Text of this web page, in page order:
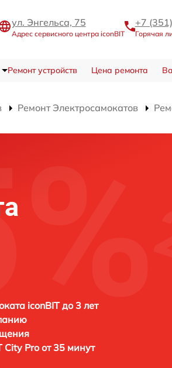
ул. Энгельса, 75
Адрес сервисного центра iconBIT
+7
Горячая
Ремонт устройств Цена ремонта
Ремонт Электросамокатов
iconBIT до 3 лет
City Pro от 35 минут